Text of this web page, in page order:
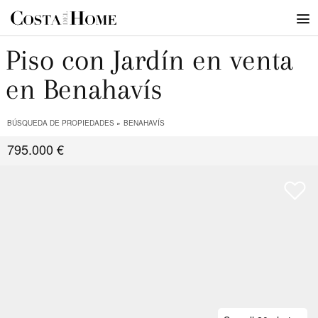
Piso con Jardín en venta
en Benahavís
BÚSQUEDA DE PROPIEDADES BENAHAVÍS
795.000 €